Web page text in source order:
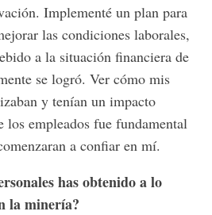
Implementé un plan para
las condiciones laborales,
a la situación financiera de
se logró. Ver cómo mis
y tenían un impacto
empleados fue fundamental
a confiar en mí.
has obtenido a lo
la minería?